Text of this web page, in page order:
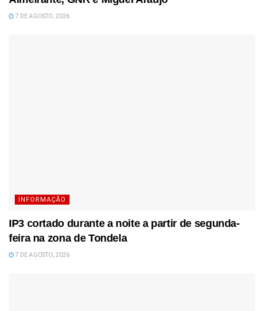
7 DE AGOSTO, 2026
INFORMAÇÃO
IP3 cortado durante a noite a partir de segunda-
feira na zona de Tondela
7 DE AGOSTO, 2026